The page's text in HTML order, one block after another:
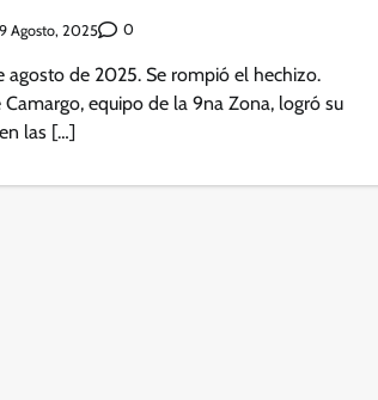
9 Agosto, 2025 0
agosto de 2025. Se rompió el hechizo.
equipo de la 9na Zona, logró su
las […]